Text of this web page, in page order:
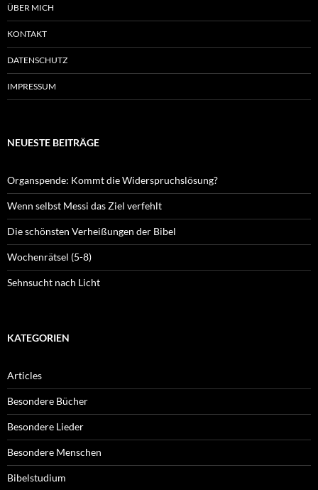
ÜBER MICH
KONTAKT
DATENSCHUTZ
IMPRESSUM
NEUESTE BEITRÄGE
Organspende: Kommt die Widerspruchslösung?
Wenn selbst Messi das Ziel verfehlt
Die schönsten Verheißungen der Bibel
Wochenrätsel (5-8)
Sehnsucht nach Licht
KATEGORIEN
Articles
Besondere Bücher
Besondere Lieder
Besondere Menschen
Bibelstudium